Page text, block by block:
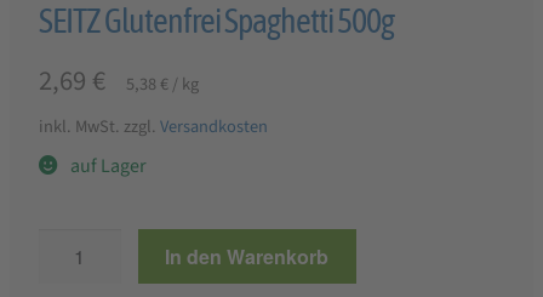
SEITZ Glutenfrei Spaghetti 500g
2,69 € 5,38 €/kg
inkl. MwSt. zzgl. Versandkosten
auf Lager
Glutenfrei
In den Warenkorb